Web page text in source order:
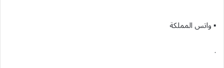
▪︎ واتس المملكة
.